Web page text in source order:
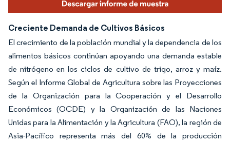
Creciente Demanda de Cultivos Básicos
El crecimiento de la población mundial y la dependencia de los
alimentos básicos continúan apoyando una demanda estable
de nitrógeno en los ciclos de cultivo de trigo, arroz y maíz.
Según el Informe Global de Agricultura sobre las Proyecciones
de la Organización para la Cooperación y el Desarrollo
Económicos (OCDE) y la Organización de las Naciones
Unidas para la Alimentación y la Agricultura (FAO), la región de
Asia-Pacífico representa más del 60% de la producción